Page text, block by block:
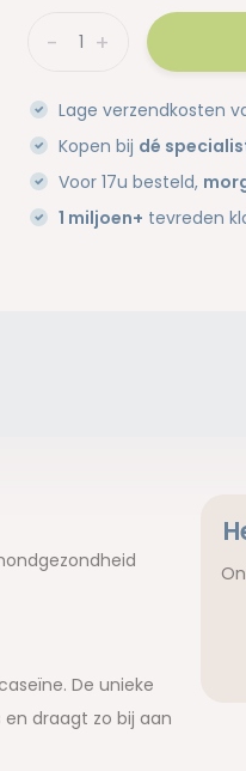
+
-
Lage verzendkosten
Kopen bij dé
Voor 17u besteld,
1 miljoen+ tevreden
De unieke
draagt zo bij aan